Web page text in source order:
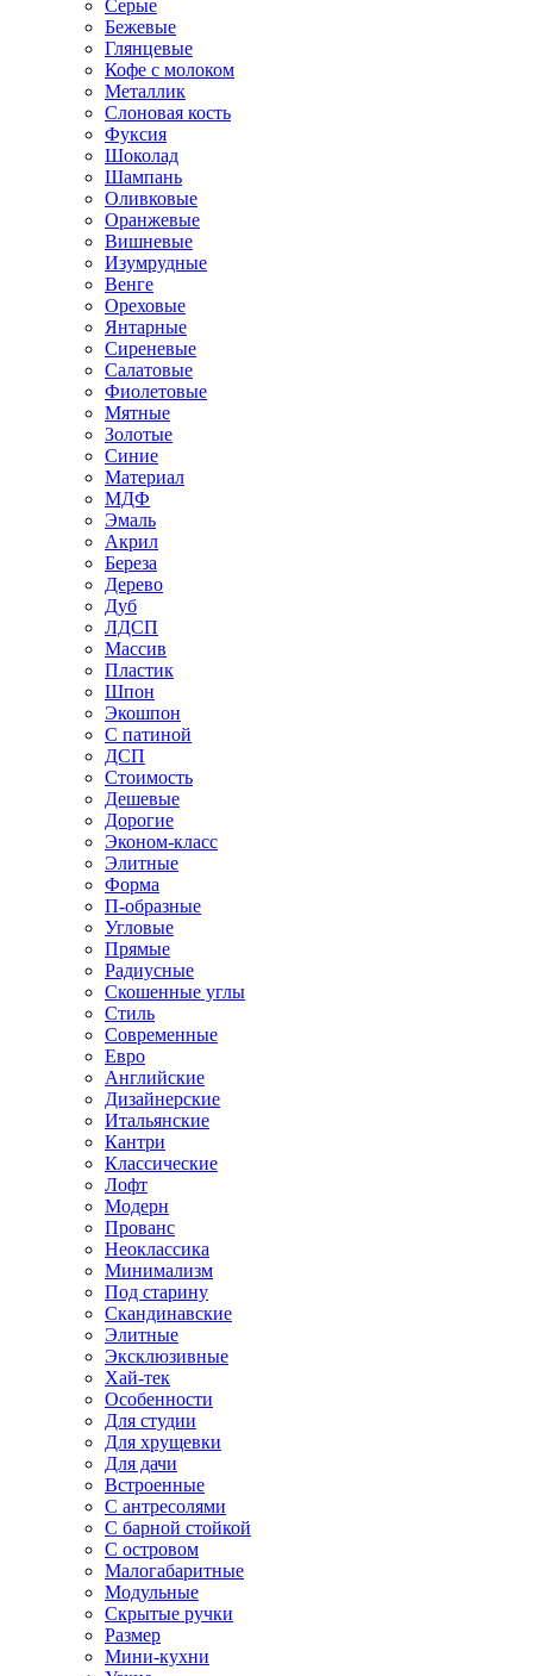
Серые
Бежевые
Глянцевые
Кофе с молоком
Металлик
Слоновая кость
Фуксия
Шоколад
Шампань
Оливковые
Оранжевые
Вишневые
Изумрудные
Венге
Ореховые
Янтарные
Сиреневые
Салатовые
Фиолетовые
Мятные
Золотые
Синие
Материал
МДФ
Эмаль
Акрил
Береза
Дерево
Дуб
ЛДСП
Массив
Пластик
Шпон
Экошпон
С патиной
ДСП
Стоимость
Дешевые
Дорогие
Эконом-класс
Элитные
Форма
П-образные
Угловые
Прямые
Радиусные
Скошенные углы
Стиль
Современные
Евро
Английские
Дизайнерские
Итальянские
Кантри
Классические
Лофт
Модерн
Прованс
Неоклассика
Минимализм
Под старину
Скандинавские
Элитные
Эксклюзивные
Хай-тек
Особенности
Для студии
Для хрущевки
Для дачи
Встроенные
С антресолями
С барной стойкой
С островом
Малогабаритные
Модульные
Скрытые ручки
Размер
Мини-кухни